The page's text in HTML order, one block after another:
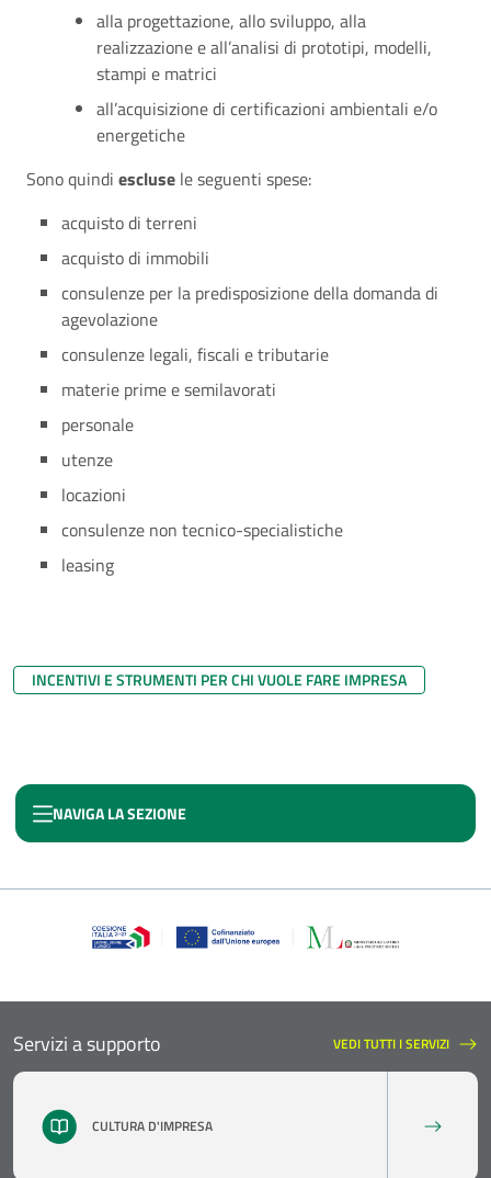
alla progettazione, allo sviluppo, alla
realizzazione e all’analisi di prototipi, modelli,
stampi e matrici
all’acquisizione di certificazioni ambientali e/o
energetiche
Sono quindi escluse le seguenti spese:
acquisto di terreni
acquisto di immobili
consulenze per la predisposizione della domanda di
agevolazione
consulenze legali, fiscali e tributarie
materie prime e semilavorati
personale
utenze
locazioni
consulenze non tecnico-specialistiche
leasing
INCENTIVI E STRUMENTI PER CHI VUOLE FARE IMPRESA
NAVIGA LA SEZIONE
AUTOIMPIEGO CENTRO-NORD
Servizi a supporto VEDI TUTTI I SERVIZI
SERVIZI A SUPPORTO
CULTURA D'IMPRESA